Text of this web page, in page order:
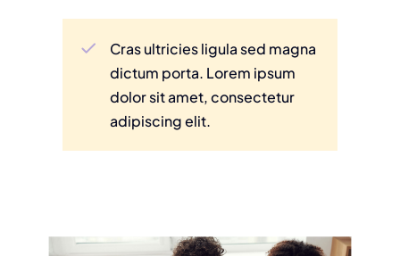
Cras ultricies ligula sed magna
dictum porta. Lorem ipsum
dolor sit amet, consectetur
adipiscing elit.